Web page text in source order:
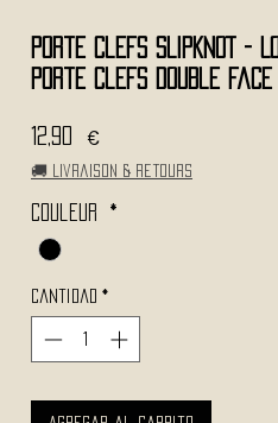
Porte Clefs SLIPKNOT -
Porte Clefs Double Face )
12,90 €
🚚 Livraison & retours
Couleur *
Cantidad *